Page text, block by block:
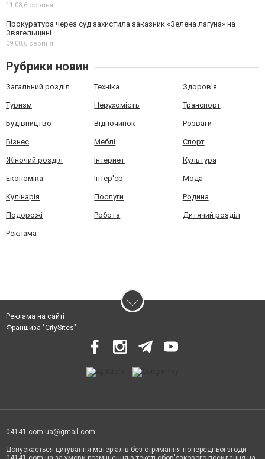
11:08,6 серпня
Прокуратура через суд захистила заказник «Зелена лагуна» на
Звягельщині
09:00,6 серпня
Рубрики новин
Загальний розділ Техніка Здоров'я
Туризм Нерухомість Транспорт
Будівництво Відпочинок Розваги
Бізнес Меблі Спорт
Жіночий розділ Інтернет Культура
Економіка Інтер'єр Мода
Кулінарія Послуги Родина
Подорожі Робота Дитячий розділ
Реклама
Реклама на сайті
Франшиза "CitySites"
04141.com.ua@gmail.com
Допускається цитування матеріалів без отримання попередньої згоди